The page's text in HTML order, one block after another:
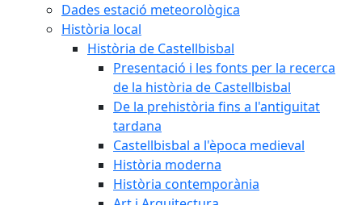
Dades estació meteorològica
Història local
Història de Castellbisbal
Presentació i les fonts per la recerca
de la història de Castellbisbal
De la prehistòria fins a l'antiguitat
tardana
Castellbisbal a l'època medieval
Història moderna
Història contemporània